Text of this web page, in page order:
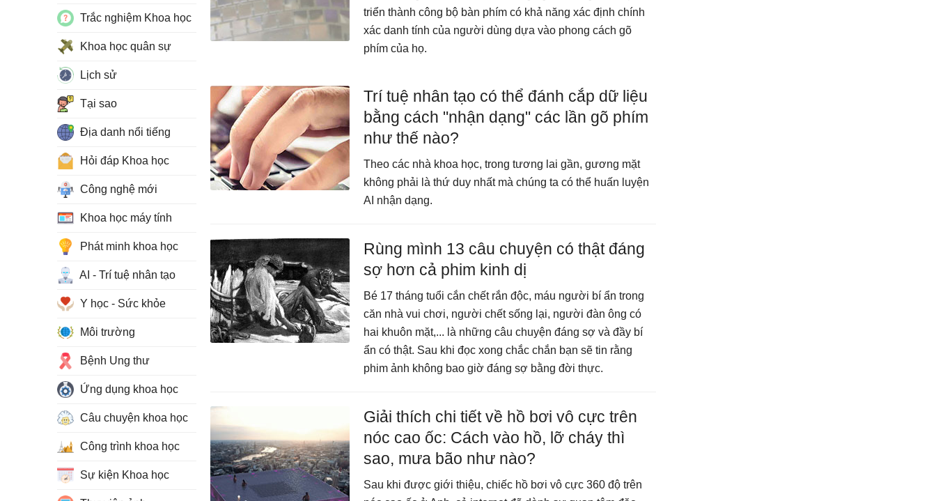
triển thành công bộ bàn phím có khả năng xác định chính
xác danh tính của người dùng dựa vào phong cách gõ
phím của họ.
Trí tuệ nhân tạo có thể đánh cắp dữ liệu
bằng cách "nhận dạng" các lần gõ phím
như thế nào?
Theo các nhà khoa học, trong tương lai gần, gương mặt
không phải là thứ duy nhất mà chúng ta có thể huấn luyện
AI nhận dạng.
Rùng mình 13 câu chuyện có thật đáng
sợ hơn cả phim kinh dị
Bé 17 tháng tuổi cắn chết rắn độc, máu người bí ẩn trong
căn nhà vui chơi, người chết sống lại, người đàn ông có
hai khuôn mặt,... là những câu chuyện đáng sợ và đầy bí
ẩn có thật. Sau khi đọc xong chắc chắn bạn sẽ tin rằng
phim ảnh không bao giờ đáng sợ bằng đời thực.
Giải thích chi tiết về hồ bơi vô cực trên
nóc cao ốc: Cách vào hồ, lỡ cháy thì
sao, mưa bão như nào?
Sau khi được giới thiệu, chiếc hồ bơi vô cực 360 độ trên
Trắc nghiệm Khoa học
Khoa học quân sự
Lịch sử
Tại sao
Địa danh nổi tiếng
Hỏi đáp Khoa học
Công nghệ mới
Khoa học máy tính
Phát minh khoa học
AI - Trí tuệ nhân tạo
Y học - Sức khỏe
Môi trường
Bệnh Ung thư
Ứng dụng khoa học
Câu chuyện khoa học
Công trình khoa học
Sự kiện Khoa học